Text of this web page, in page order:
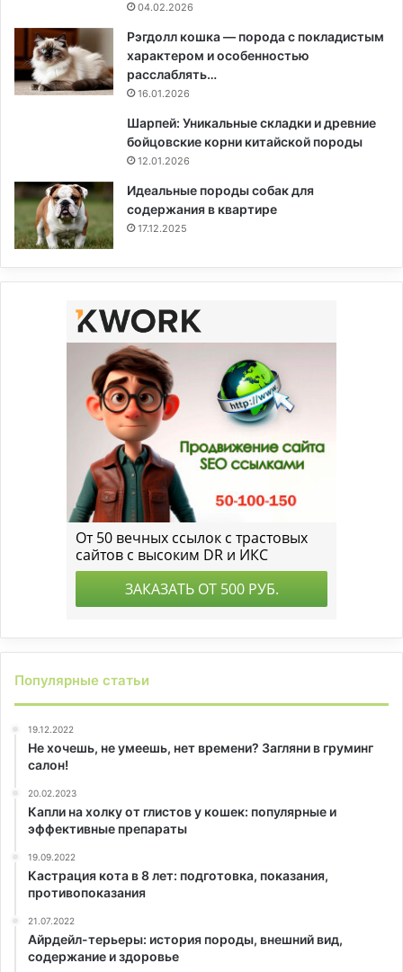
04.02.2026
Рэгдолл кошка — порода с покладистым
характером и особенностью
расслаблять…
16.01.2026
Шарпей: Уникальные складки и древние
бойцовские корни китайской породы
12.01.2026
Идеальные породы собак для
содержания в квартире
17.12.2025
Популярные статьи
19.12.2022
Не хочешь, не умеешь, нет времени? Загляни в груминг
салон!
20.02.2023
Капли на холку от глистов у кошек: популярные и
эффективные препараты
19.09.2022
Кастрация кота в 8 лет: подготовка, показания,
противопоказания
21.07.2022
Айрдейл-терьеры: история породы, внешний вид,
содержание и здоровье